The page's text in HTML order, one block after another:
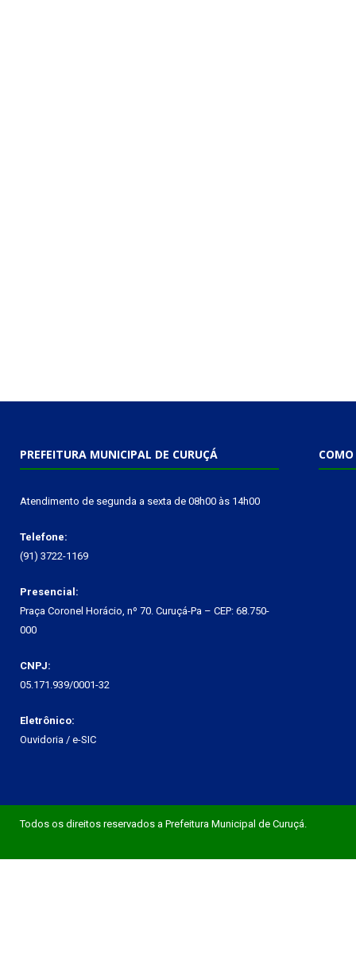
PREFEITURA MUNICIPAL DE CURUÇÁ
Atendimento de segunda a sexta de 08h00 às 14h00
Telefone:
(91) 3722-1169
Presencial:
Praça Coronel Horácio, nº 70. Curuçá-Pa – CEP: 68.750-
000
CNPJ:
05.171.939/0001-32
Eletrônico:
Ouvidoria / e-SIC
COMO
Todos os direitos reservados a Prefeitura Municipal de Curuçá.